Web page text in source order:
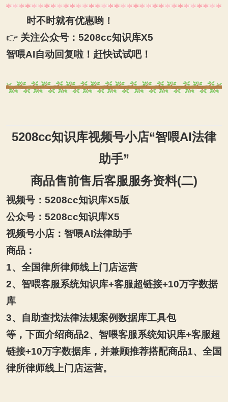
时不时就有优惠哟！
👉 关注公众号：5208cc知识库X5
智喂AI自动回复啦！赶快试试吧！
5208cc知识库视频号小店“智喂AI法律
助手”
商品售前售后客服服务资料(二)
视频号：5208cc知识库X5版
公众号：5208cc知识库X5
视频号小店：智喂AI法律助手
商品：
1、全国律所律师线上门店运营
2、智喂客服系统知识库+客服超链接+10万字数据
库
3、自助查找法律法规案例数据库工具包
等，下面介绍商品2、智喂客服系统知识库+客服超
链接+10万字数据库，并兼顾推荐搭配商品1、全国
律所律师线上门店运营。